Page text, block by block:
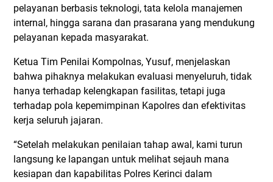
pelayanan berbasis teknologi, tata kelola manajemen
internal, hingga sarana dan prasarana yang mendukung
pelayanan kepada masyarakat.
Ketua Tim Penilai Kompolnas, Yusuf, menjelaskan
bahwa pihaknya melakukan evaluasi menyeluruh, tidak
hanya terhadap kelengkapan fasilitas, tetapi juga
terhadap pola kepemimpinan Kapolres dan efektivitas
kerja seluruh jajaran.
“Setelah melakukan penilaian tahap awal, kami turun
langsung ke lapangan untuk melihat sejauh mana
kesiapan dan kapabilitas Polres Kerinci dalam